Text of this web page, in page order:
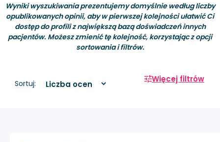
Wyniki wyszukiwania prezentujemy domyślnie według liczby
opublikowanych opinii, aby w pierwszej kolejności ułatwić Ci
dostęp do profili z największą bazą doświadczeń innych
pacjentów. Możesz zmienić tę kolejność, korzystając z opcji
sortowania i filtrów.
Sortuj: Więcej filtrów